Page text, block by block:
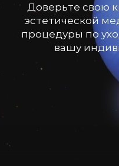
Доверьте свою
эстетической
процедуры по
вашу